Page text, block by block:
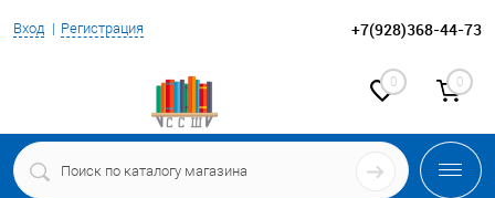
Вход Регистрация +7(928)368-44-73
0 0